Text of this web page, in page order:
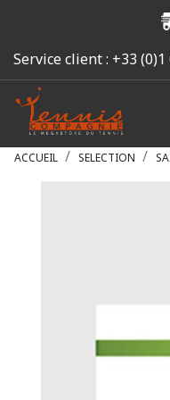
Service client : +33 (0)1
ACCUEIL SELECTION